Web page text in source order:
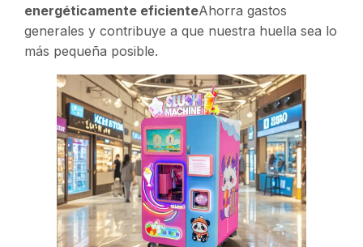
energéticamente eficienteAhorra gastos
generales y contribuye a que nuestra huella sea lo
más pequeña posible.